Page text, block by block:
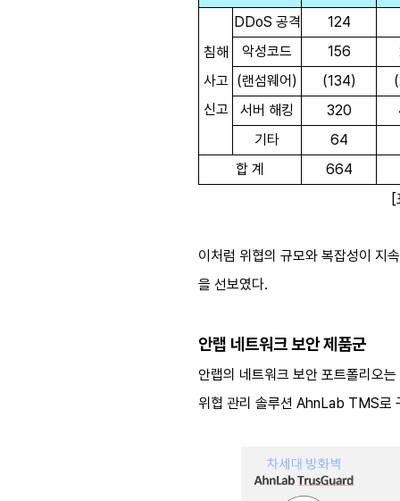
침해
사고
신고
DDoS 공격 124
악성코드
156
(랜섬웨어)
(134)
서버 해킹
320
기타
64
합 계
664
[
이처럼 위협의 규모와 복잡성이 지
을 선보였다.
안랩 네트워크 보안 제품군
안랩의 네트워크 보안 포트폴리오
위협 관리 솔루션 AhnLab TMS로